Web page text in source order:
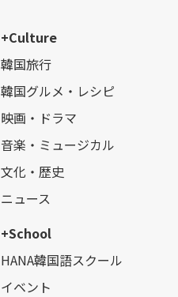
+Culture
韓国旅行
韓国グルメ・レシピ
映画・ドラマ
音楽・ミュージカル
文化・歴史
ニュース
+School
HANA韓国語スクール
イベント